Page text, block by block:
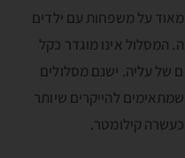
מאוד על משפחות עם ילדים
המסלול אינו מוגדר כקל
של עליה. ישנם מסלולים
להייקרים שיותר
קילומטר.